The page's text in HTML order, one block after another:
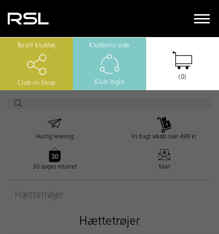
Bestil klubtøj
Club-in-Shop
Klubbens side
Klub login
(0)
Hurtig levering Fri fragt v/køb over 499 kr.
30 dages returret Mail
Hættetrøjer
Hættetrøjer